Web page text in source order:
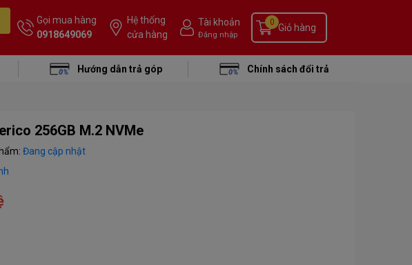
Gọi mua hàng
0918649069
Hệ thống
cửa hàng
Tài khoản
Đăng nhập
Giỏ hàng
0
Hướng dẫn trả góp Chính sách đổi trả
256GB M.2 NVMe
Đang cập nhật